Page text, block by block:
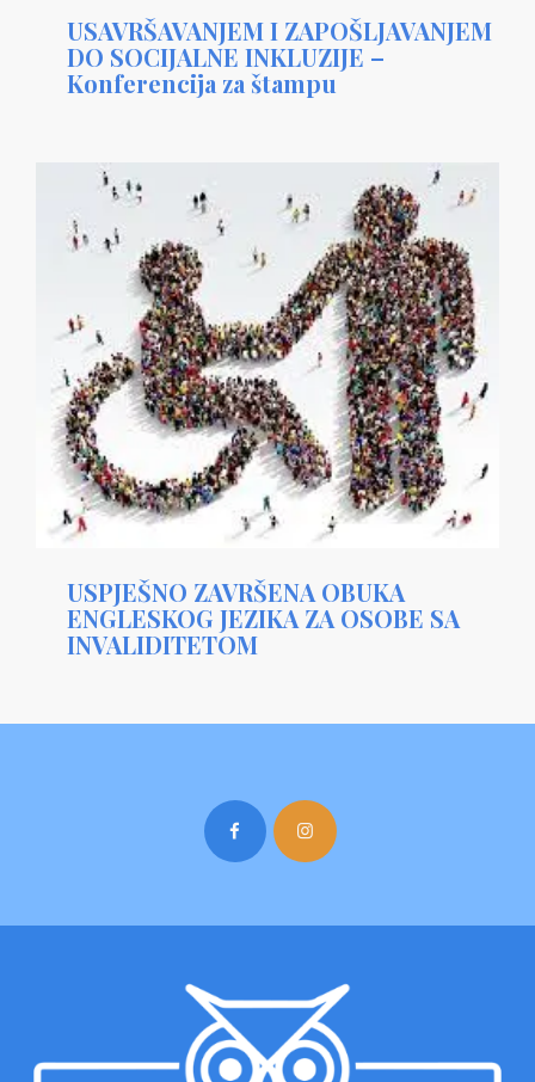
USAVRŠAVANJEM I ZAPOŠLJAVANJEM
DO SOCIJALNE INKLUZIJE –
Konferencija za štampu
USPJEŠNO ZAVRŠENA OBUKA
ENGLESKOG JEZIKA ZA OSOBE SA
INVALIDITETOM